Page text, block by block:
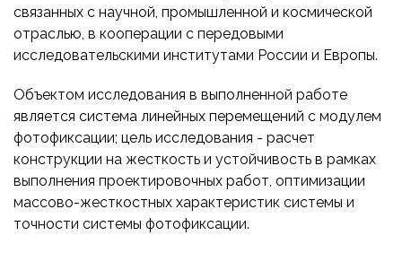
МАТЕРИАЛЫ И ТЕХНОЛОГИИ
БИОТЕХНОЛОГИИ
связанных с научной, промышленной и космической
отраслью, в кооперации с передовыми
исследовательскими институтами России и Европы.
Объектом исследования в выполненной работе
является система линейных перемещений с модулем
фотофиксации; цель исследования - расчет
конструкции на жесткость и устойчивость в рамках
выполнения проектировочных работ, оптимизации
массово-жесткостных характеристик системы и
точности системы фотофиксации.